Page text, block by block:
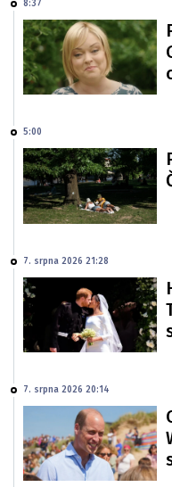
8:37
5:00
7. srpna 2026 21:28
7. srpna 2026 20:14